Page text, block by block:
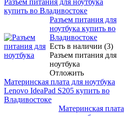
купить во Владивостоке
Разъем питания для
ноутбука купить во
Владивостоке
Есть в наличии (3)
Разъем питания для
ноутбука
Отложить
Материнская плата для ноутбука
Lenovo IdeaPad S205 купить во
Владивостоке
Материнская плата